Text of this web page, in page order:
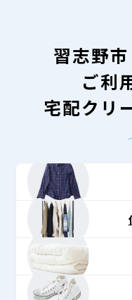
習志野
ご利
宅配クリ